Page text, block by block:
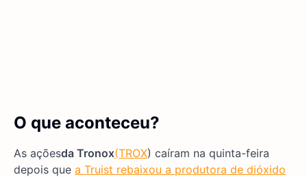
O que aconteceu?
As açõesda Tronox(TROX) caíram na quinta-feira
depois que a Truist rebaixou a produtora de dióxido